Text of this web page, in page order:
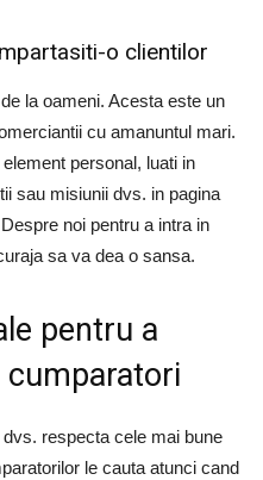
o clientilor
la oameni. Acesta este un
cu amanuntul mari.
personal, luati in
sau misiunii dvs. in pagina
noi pentru a intra in
sa va dea o sansa.
pentru a
cumparatori
respecta cele mai bune
le cauta atunci cand